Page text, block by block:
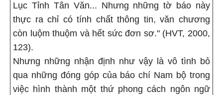
Lục Tỉnh Tân Văn... Nhưng những tờ báo này
thực ra chỉ có tính chất thông tin, văn chương
còn luộm thuộm và hết sức đơn sơ." (HVT, 2000,
123).
Nhưng những nhận định như vậy là vô tình bỏ
qua những đóng góp của báo chí Nam bộ trong
việc hình thành một thứ phong cách ngôn ngữ